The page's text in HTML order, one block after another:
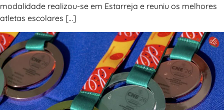
modalidade realizou-se em Estarreja e reuniu os melhores
atletas escolares […]